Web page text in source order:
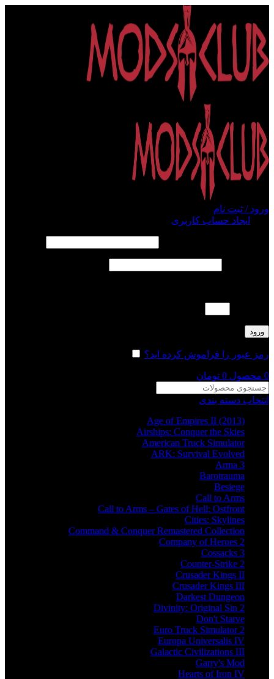
ورود / ثبت نام
ایجاد حساب کاربری
ورود
رمز عبور را فراموش کرده اید؟
0 محصول 0 تومان
انتخاب دسته بندی
Age of Empires II (2013)
Airships: Conquer the Skies
American Truck Simulator
ARK: Survival Evolved
Arma 3
Barotrauma
Besiege
Call to Arms
Call to Arms – Gates of Hell: Ostfront
Cities: Skylines
Command & Conquer Remastered Collection
Company of Heroes 2
Cossacks 3
Counter-Strike 2
Crusader Kings II
Crusader Kings III
Darkest Dungeon
Divinity: Original Sin 2
Don't Starve
Euro Truck Simulator 2
Europa Universalis IV
Galactic Civilizations III
Garry's Mod
Hearts of Iron IV